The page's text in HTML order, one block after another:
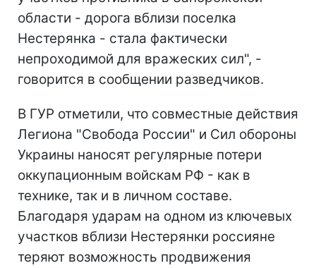
области - дорога вблизи поселка
Нестерянка - стала фактически
непроходимой для вражеских сил", -
говорится в сообщении разведчиков.
В ГУР отметили, что совместные действия
Легиона "Свобода России" и Сил обороны
Украины наносят регулярные потери
оккупационным войскам РФ - как в
технике, так и в личном составе.
Благодаря ударам на одном из ключевых
участков вблизи Нестерянки россияне
теряют возможность продвижения